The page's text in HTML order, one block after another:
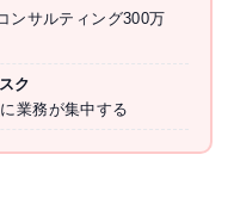
ンサルティング300万
ク
業務が集中する